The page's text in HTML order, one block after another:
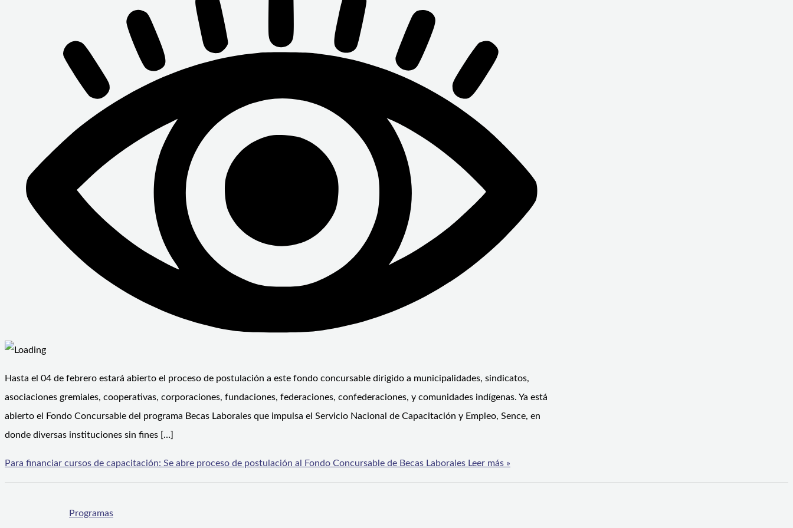
Hasta el 04 de febrero estará abierto el proceso de postulación a este fondo concursable dirigido a municipalidades, sindicatos,
asociaciones gremiales, cooperativas, corporaciones, fundaciones, federaciones, confederaciones, y comunidades indígenas. Ya está
abierto el Fondo Concursable del programa Becas Laborales que impulsa el Servicio Nacional de Capacitación y Empleo, Sence, en
donde diversas instituciones sin fines […]
Para financiar cursos de capacitación: Se abre proceso de postulación al Fondo Concursable de Becas Laborales Leer más »
Programas